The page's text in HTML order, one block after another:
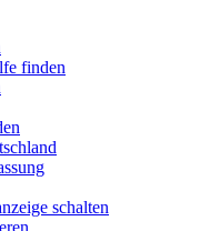
finden
schalten